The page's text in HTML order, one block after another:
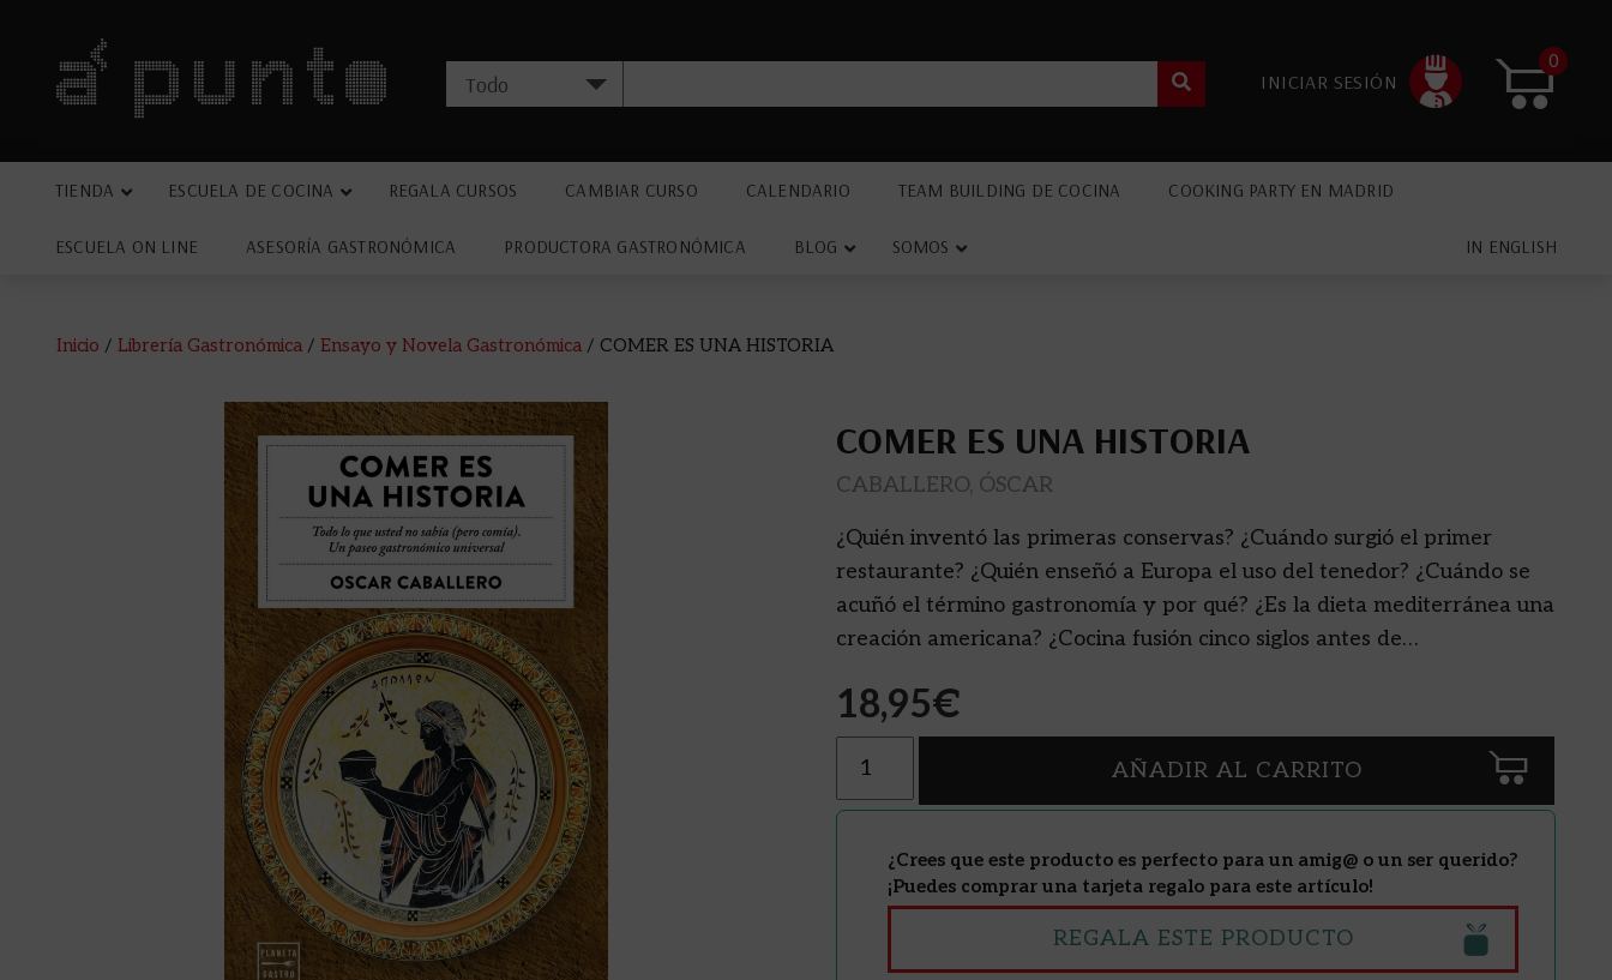
INICIAR SESIÓN
0
TIENDA ESCUELA DE COCINA REGALA CURSOS CAMBIAR CURSO CALENDARIO TEAM BUILDING DE COCINA COOKING PARTY EN MADRID
ESCUELA ON LINE ASESORÍA GASTRONÓMICA PRODUCTORA GASTRONÓMICA BLOG SOMOS IN ENGLISH
Inicio / Librería Gastronómica / Ensayo y Novela Gastronómica / COMER ES UNA HISTORIA
COMER ES UNA HISTORIA
CABALLERO, ÓSCAR
¿Quién inventó las primeras conservas? ¿Cuándo surgió el primer
restaurante? ¿Quién enseñó a Europa el uso del tenedor? ¿Cuándo se
acuñó el término gastronomía y por qué? ¿Es la dieta mediterránea una
creación americana? ¿Cocina fusión cinco siglos antes de…
18,95€
AÑADIR AL CARRITO
¿Crees que este producto es perfecto para un amig@ o un ser querido?
¡Puedes comprar una tarjeta regalo para este artículo!
REGALA ESTE PRODUCTO